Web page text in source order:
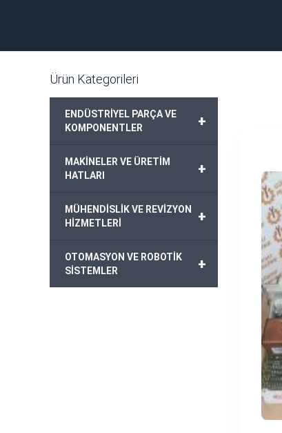
Ürün Kategorileri
+
ENDÜSTRİYEL PARÇA VE
KOMPONENTLER
+
MAKİNELER VE ÜRETİM
HATLARI
+
MÜHENDİSLİK VE REVİZYON
HİZMETLERİ
+
OTOMASYON VE ROBOTİK
SİSTEMLER